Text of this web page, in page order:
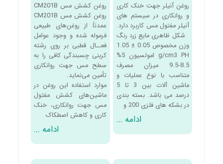
روغن کشش مس CM201B
روغن کشش مس CM201B
عمدتاً از روغن‌های طبيعی
فرموله شده و وجود عوامل
فعــال قطبی بر روی رشته
كربنی چسبندگی كافی را به
سطح مس جهت روانكاری
تأمين می‌نمايد.
موارد استفاده اين روغن در
ماشين‌های کشش مفتول
مس جهت روانکاری، خنک
کاری و کاهش اصطکاک
ادامه ...
روغن آنیلر جهت خنک کاری
و روانکاری در سیستم های
آنیلر مفتول مس کاربرد دارد.
شکل ظاهری مایع زرد رنگ
وزن مخصوص 0.05 ± 1.05
g/cm3 PH امولسیون 5%
8.5-9.5 میزان مصرف
متناسب با نوع عملیات و
ماشین آلات بین 3 تا 5
درصد می باشد. بسته بندی
در بشکه های فلزی 200 و
ادامه ...